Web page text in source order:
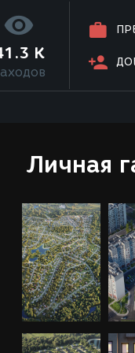
K
Личная